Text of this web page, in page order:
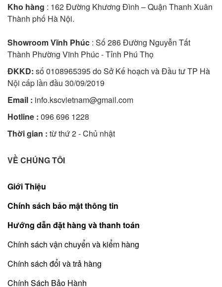
Kho hàng : 162 Đường Khương Đình – Quận Thanh Xuân
Thành phố Hà Nội.
Showroom Vĩnh Phúc : Số 286 Đường Nguyễn Tất
Thành Phường Vĩnh Phúc - Tỉnh Phú Thọ
ĐKKD: số 0108965395 do Sở Kế hoạch và Đầu tư TP Hà
Nội cấp lần đầu 30/09/2019
Email : info.kscvietnam@gmail.com
Hotline : 096 696 1228
Thời gian : từ thứ 2 - Chủ nhật
VỀ CHÚNG TÔI
Giới Thiệu
Chính sách bảo mật thông tin
Hướng dẫn đặt hàng và thanh toán
Chính sách vận chuyển và kiểm hàng
Chính sách đổi và trả hàng
Chính Sách Bảo Hành